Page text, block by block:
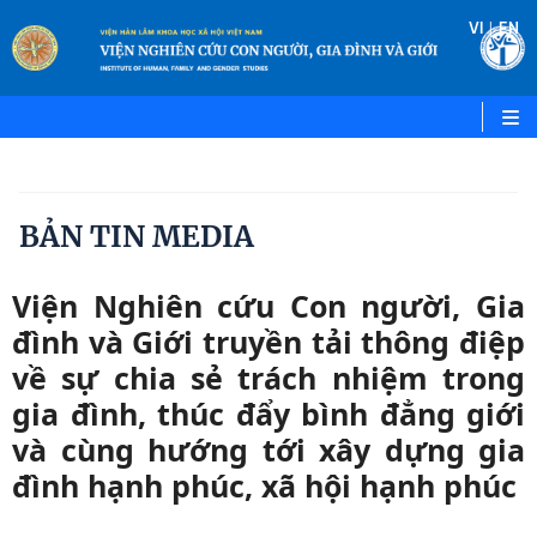
VI |EN
BẢN TIN MEDIA
Viện Nghiên cứu Con người, Gia
đình và Giới truyền tải thông điệp
về sự chia sẻ trách nhiệm trong
gia đình, thúc đẩy bình đẳng giới
và cùng hướng tới xây dựng gia
đình hạnh phúc, xã hội hạnh phúc